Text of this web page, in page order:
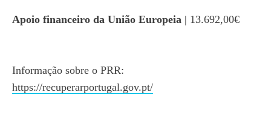
Apoio financeiro da União Europeia | 13.692,00€
Informação sobre o PRR:
https://recuperarportugal.gov.pt/